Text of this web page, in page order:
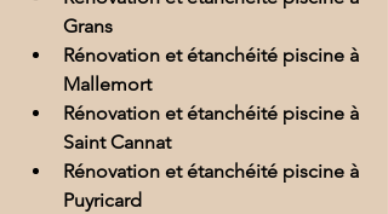
Grans
Rénovation et étanchéité piscine à
Mallemort
Rénovation et étanchéité piscine à
Saint Cannat
Rénovation et étanchéité piscine à
Puyricard